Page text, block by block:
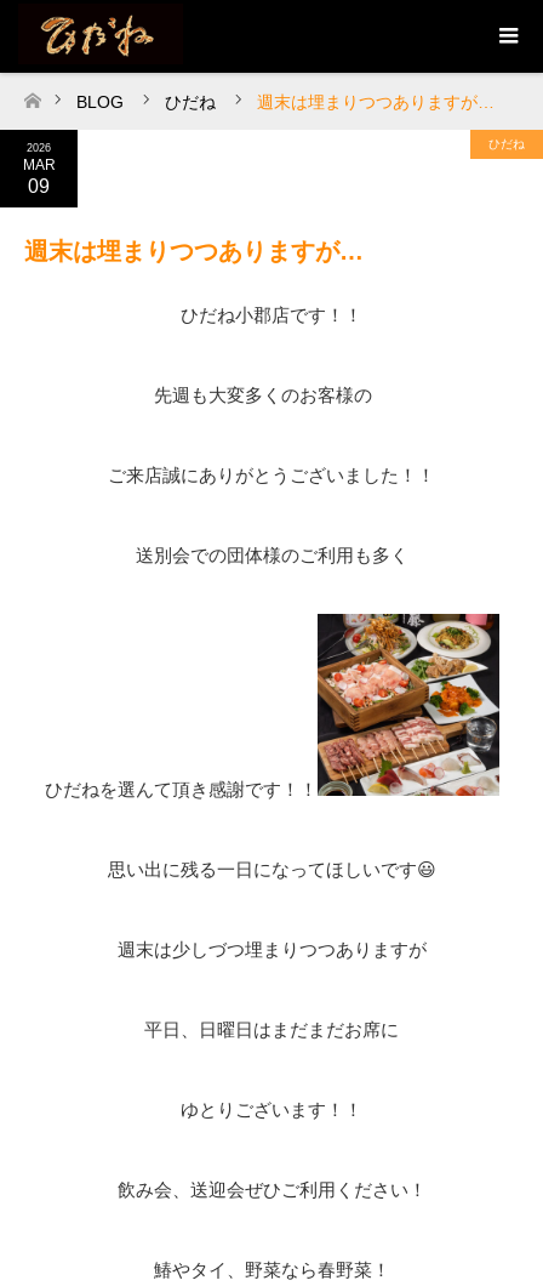
ホーム
BLOG ひだね 週末は埋まりつつありますが…
2026
MAR
09
ひだね
週末は埋まりつつありますが…
ひだね小郡店です！！
先週も大変多くのお客様の
ご来店誠にありがとうございました！！
送別会での団体様のご利用も多く
ひだねを選んて頂き感謝です！！
思い出に残る一日になってほしいです😃
週末は少しづつ埋まりつつありますが
平日、日曜日はまだまだお席に
ゆとりございます！！
飲み会、送迎会ぜひご利用ください！
鰆やタイ、野菜なら春野菜！